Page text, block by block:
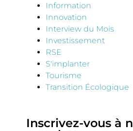
Information
Innovation
Interview du Mois
Investissement
RSE
S'implanter
Tourisme
Transition Écologique
Inscrivez-vous à